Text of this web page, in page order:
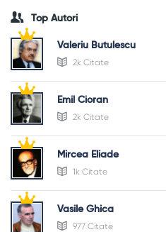
Top Autori
Valeriu Butulescu
2k Citate
Emil Cioran
2k Citate
Mircea Eliade
1k Citate
Vasile Ghica
977 Citate